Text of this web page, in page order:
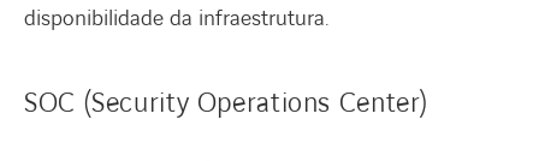
disponibilidade da infraestrutura.
SOC (Security Operations Center)